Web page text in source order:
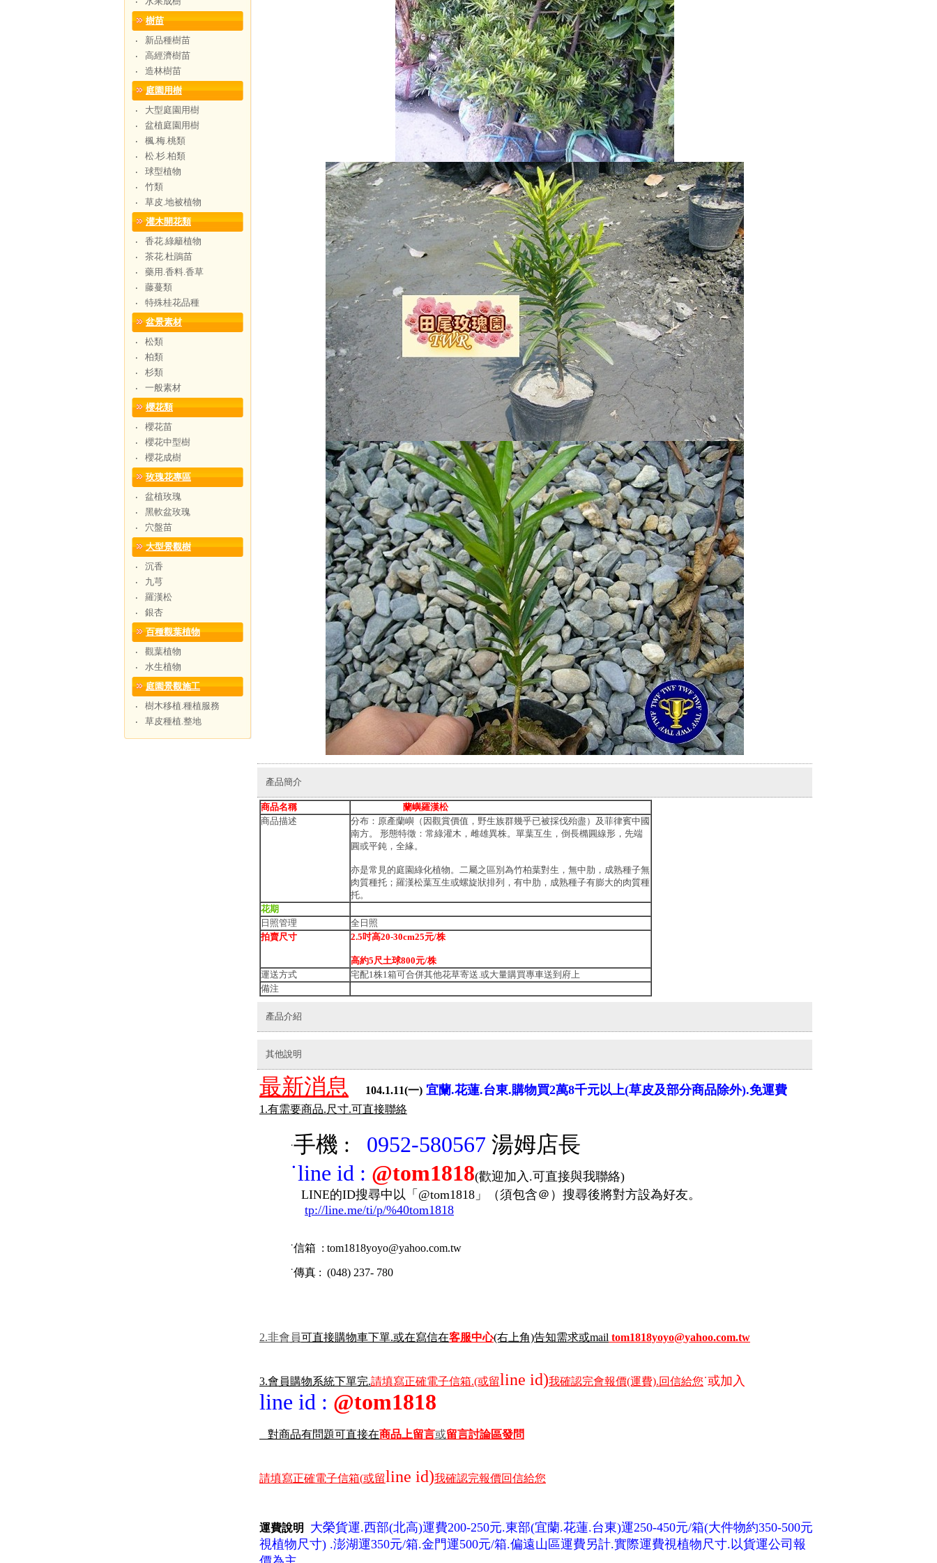
樹苗
‧
新品種樹苗
‧
高經濟樹苗
‧
造林樹苗
庭園用樹
‧
大型庭園用樹
‧
盆植庭園用樹
‧
楓.梅.桃類
‧
松.杉.柏類
‧
球型植物
‧
竹類
‧
草皮.地被植物
灌木開花類
‧
香花.綠籬植物
‧
茶花.杜鵑苗
‧
藥用.香料.香草
‧
藤蔓類
‧
特殊桂花品種
盆景素材
‧
松類
‧
柏類
‧
杉類
‧
一般素材
櫻花類
‧
櫻花苗
‧
櫻花中型樹
‧
櫻花成樹
玫瑰花專區
‧
盆植玫瑰
‧
黑軟盆玫瑰
‧
穴盤苗
大型景觀樹
‧
沉香
‧
九芎
‧
羅漢松
‧
銀杏
百種觀葉植物
‧
觀葉植物
‧
水生植物
庭園景觀施工
‧
樹木移植.種植服務
‧
草皮種植.整地
產品簡介
商品名稱
蘭嶼羅漢松
商品描述
分布：原產蘭嶼（因觀賞價值，野生族群幾乎已被採伐殆盡）及菲律賓中國
南方。 形態特徵：常綠灌木，雌雄異株。單葉互生，倒長橢圓線形，先端
圓或平鈍，全緣。
亦是常見的庭園綠化植物。二屬之區別為竹柏葉對生，無中肋，成熟種子無
肉質種托；羅漢松葉互生或螺旋狀排列，有中肋，成熟種子有膨大的肉質種
托。
花期
日照管理
全日照
拍賣尺寸
2.5吋高20-30cm25元/株
高約5尺土球800元/株
運送方式
宅配1株1箱可合併其他花草寄送.或大量購買專車送到府上
備注
產品介紹
其他說明
最新消息 104.1.11(一) 宜蘭.花蓮.台東.購物買2萬8千元以上(草皮及部分商品除外).免運費
1.有需要商品.尺寸.可直接聯絡
˙手機 : 0952-580567 湯姆店長
˙line id : @tom1818(歡迎加入.可直接與我聯絡)
LINE的ID搜尋中以「@tom1818」（須包含＠）搜尋後將對方設為好友。
tp://line.me/ti/p/%40tom1818
˙信箱 : tom1818yoyo@yahoo.com.tw
˙傳真 : (048) 237- 780
2.非會員可直接購物車下單.或在寫信在客服中心(右上角)告知需求或mail tom1818yoyo@yahoo.com.tw
3.會員購物系統下單完.請填寫正確電子信箱.(或留line id)我確認完會報價(運費).回信給您˙或加入
line id : @tom1818
對商品有問題可直接在商品上留言或留言討論區發問
請填寫正確電子信箱(或留line id)我確認完報價回信給您
運費說明
大榮貨運.西部(北高)運費200-250元.東部(宜蘭.花蓮.台東)運250-450元/箱(大件物約350-500元
視植物尺寸) .澎湖運350元/箱.金門運500元/箱.偏遠山區運費另計.實際運費視植物尺寸.以貨運公司報